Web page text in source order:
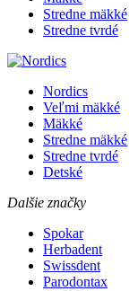
Stredne mäkké
Stredne tvrdé
Nordics
Veľmi mäkké
Mäkké
Stredne mäkké
Stredne tvrdé
Detské
Dalšie značky
Spokar
Herbadent
Swissdent
Parodontax